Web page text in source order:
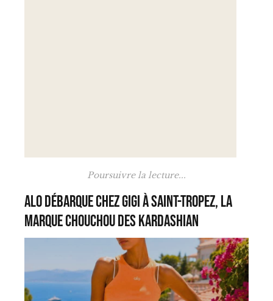
Poursuivre la lecture...
Alo débarque chez Gigi à Saint-Tropez, la
marque chouchou des Kardashian